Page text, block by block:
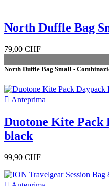
sage grey 1
silver 1
slate brown
white 2
Prezzo
CHF
More filters Less filters
Visualizza i prodotti a
North Duffle Bag
79,00 CHF
North Duffle Bag Small -
 Anteprima
Duotone Kite Pack
black
99,90 CHF